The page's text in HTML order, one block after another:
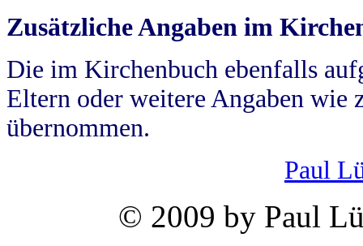
Zusätzliche Angaben im
Die im Kirchenbuch ebenfalls
Eltern oder weitere Angaben wie
übernommen.
Paul
© 2009 by Paul